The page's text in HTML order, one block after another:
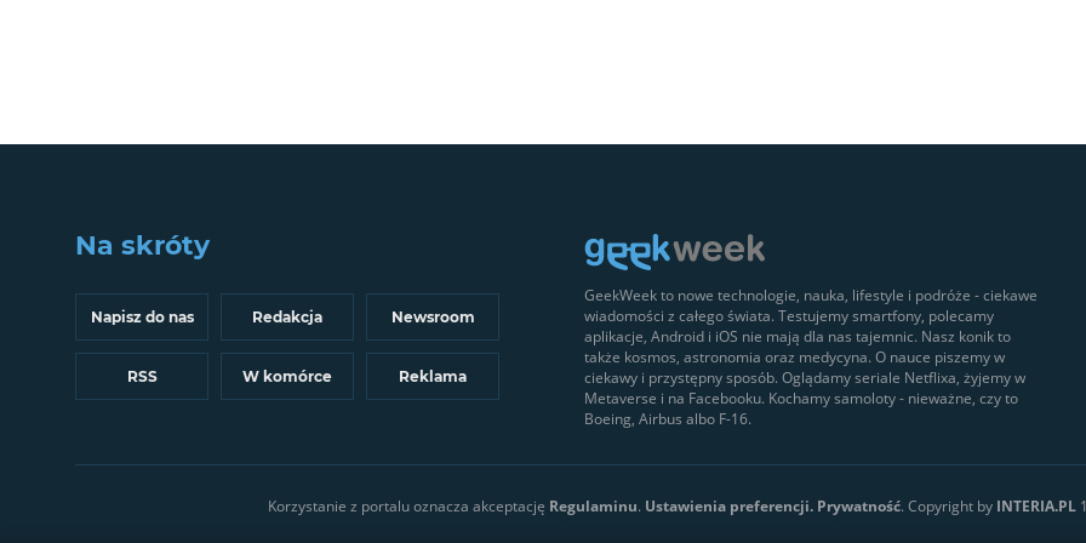
Na skróty
Napisz do nas Redakcja Newsroom
RSS W komórce Reklama
GeekWeek to nowe technologie, nauka, lifestyle i podróże - ciekawe
wiadomości z całego świata. Testujemy smartfony, polecamy
aplikacje, Android i iOS nie mają dla nas tajemnic. Nasz konik to
także kosmos, astronomia oraz medycyna. O nauce piszemy w
ciekawy i przystępny sposób. Oglądamy seriale Netflixa, żyjemy w
Metaverse i na Facebooku. Kochamy samoloty - nieważne, czy to
Boeing, Airbus albo F-16.
Korzystanie z portalu oznacza akceptację Regulaminu. Ustawienia preferencji. Prywatność. Copyright by INTERIA.PL